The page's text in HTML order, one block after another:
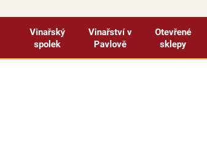
Vinařský
spolek
Vinařství v
Pavlově
Otevřené
sklepy